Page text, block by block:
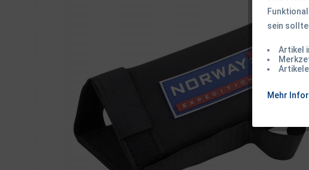
sein
Artikel
Mehr